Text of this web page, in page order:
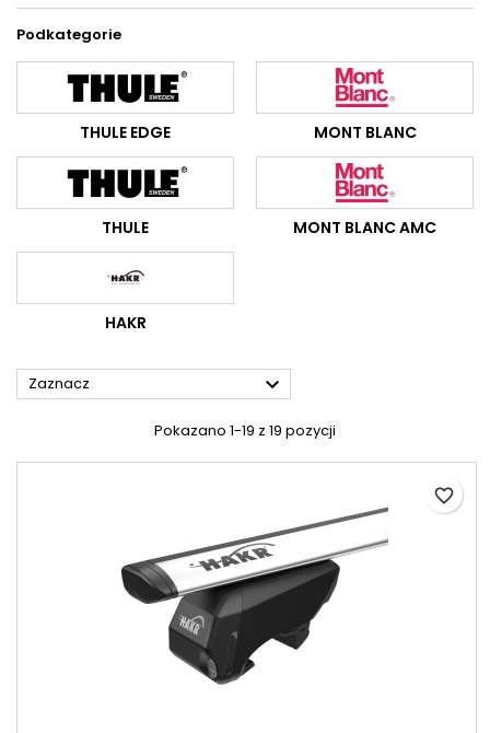
Podkategorie
THULE EDGE MONT BLANC
THULE MONT BLANC AMC
HAKR
Zaznacz 
Pokazano 1-19 z 19 pozycji
favorite_border